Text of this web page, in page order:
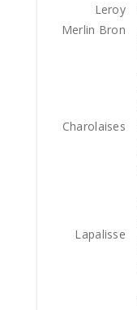
Leroy
Merlin Bron
Charolaises
Lapalisse